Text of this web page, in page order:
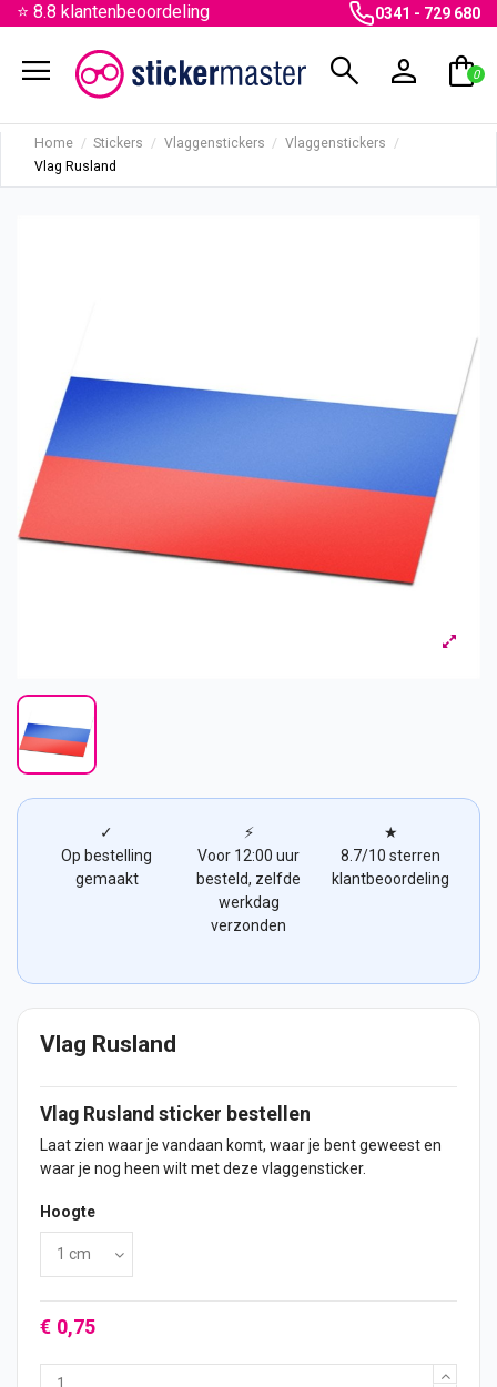
⭐ 8.8 klantenbeoordeling 0341 - 729 680
menu search person shopping_bag
0
Home Stickers Vlaggenstickers
Vlaggenstickers
Vlag Rusland
✓
Op bestelling
gemaakt
⚡
Voor 12:00 uur
besteld, zelfde
werkdag
verzonden
★
8.7/10 sterren
klantbeoordeling
Vlag Rusland
Vlag Rusland sticker bestellen
Laat zien waar je vandaan komt, waar je bent geweest en
waar je nog heen wilt met deze vlaggensticker.
Hoogte
€ 0,75